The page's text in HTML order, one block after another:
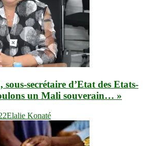
secrétaire d’Etat des Etats-
un Mali souverain… »
Elalie Konaté